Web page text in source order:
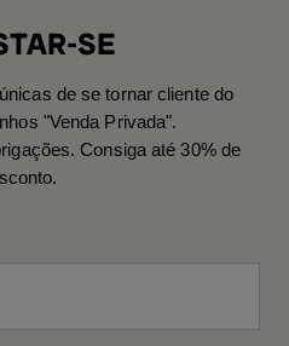
SE
de se tornar cliente do
"Venda Privada".
Consiga até 30% de